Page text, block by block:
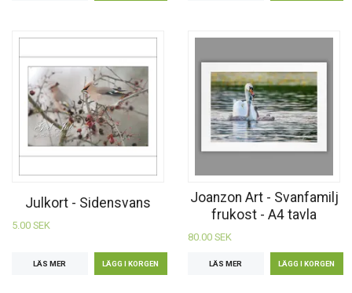
Julkort - Sidensvans
5.00 SEK
LÄS MER
Joanzon Art - Svanfamilj
frukost - A4 tavla
80.00 SEK
LÄS MER